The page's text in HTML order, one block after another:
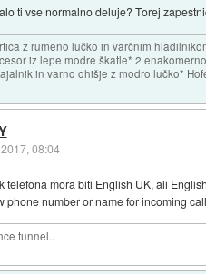
ti vse normalno deluje? Torej
z rumeno lučko in varčnim
iz lepe modre škatle* 2
in varno ohišje z modro lučko*
08:04
telefona mora biti English UK, ali
phone number or name for incoming
tunnel..